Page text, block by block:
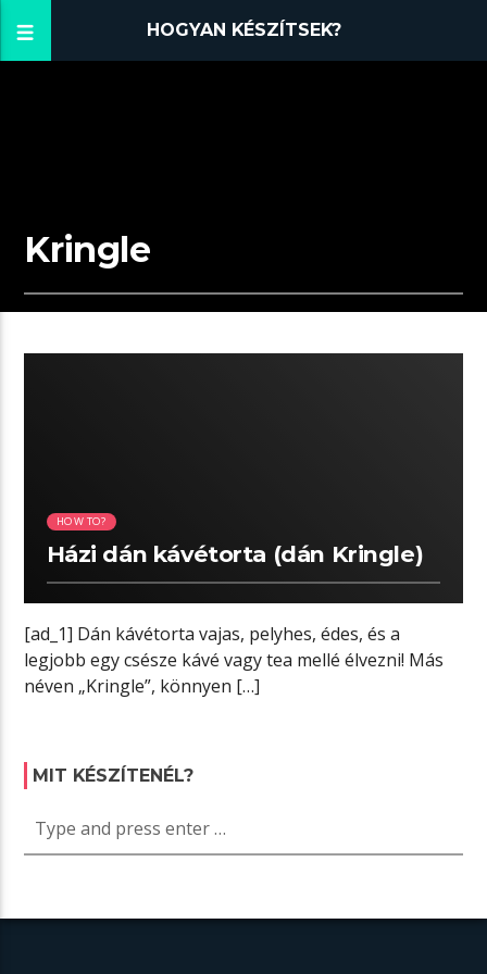
HOGYAN KÉSZÍTSEK?
Kringle
HOW TO?
Házi dán kávétorta (dán Kringle)
[ad_1] Dán kávétorta vajas, pelyhes, édes, és a
legjobb egy csésze kávé vagy tea mellé élvezni! Más
néven „Kringle”, könnyen […]
MIT KÉSZÍTENÉL?